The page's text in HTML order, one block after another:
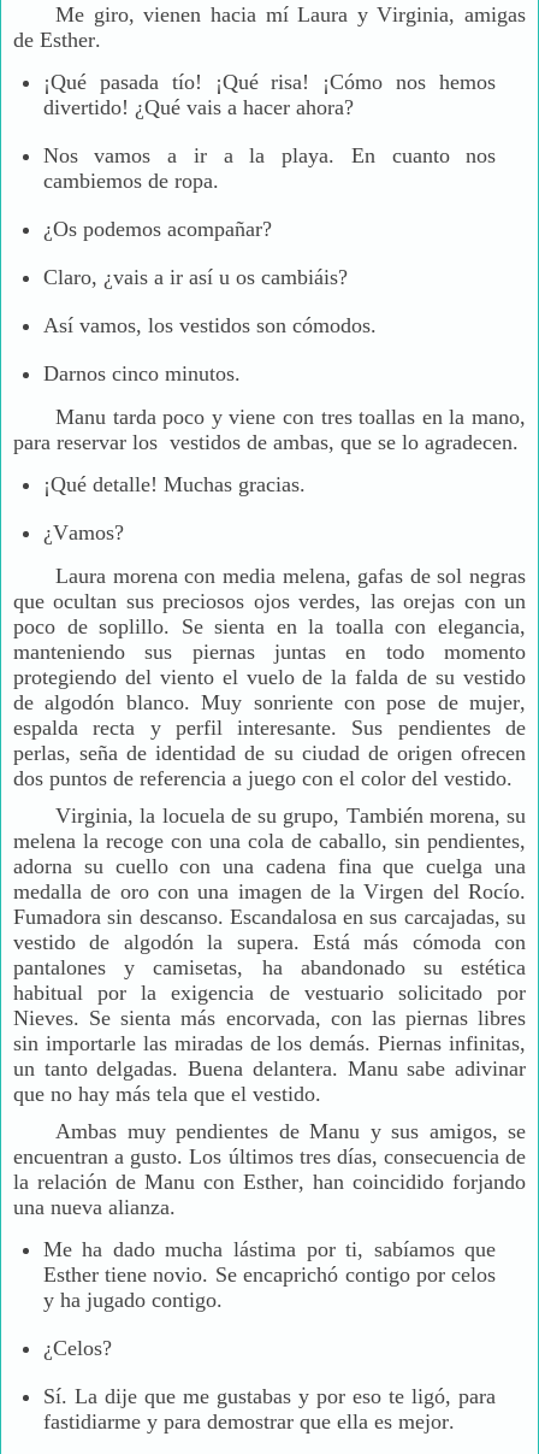
Me giro, vienen hacia mí Laura y Virginia, amigas
de Esther.
¡Qué pasada tío! ¡Qué risa! ¡Cómo nos hemos
divertido! ¿Qué vais a hacer ahora?
Nos vamos a ir a la playa. En cuanto nos
cambiemos de ropa.
¿Os podemos acompañar?
Claro, ¿vais a ir así u os cambiáis?
Así vamos, los vestidos son cómodos.
Darnos cinco minutos.
Manu tarda poco y viene con tres toallas en la mano,
para reservar los vestidos de ambas, que se lo agradecen.
¡Qué detalle! Muchas gracias.
¿Vamos?
Laura morena con media melena, gafas de sol negras
que ocultan sus preciosos ojos verdes, las orejas con un
poco de soplillo. Se sienta en la toalla con elegancia,
manteniendo sus piernas juntas en todo momento
protegiendo del viento el vuelo de la falda de su vestido
de algodón blanco. Muy sonriente con pose de mujer,
espalda recta y perfil interesante. Sus pendientes de
perlas, seña de identidad de su ciudad de origen ofrecen
dos puntos de referencia a juego con el color del vestido.
Virginia, la locuela de su grupo, También morena, su
melena la recoge con una cola de caballo, sin pendientes,
adorna su cuello con una cadena fina que cuelga una
medalla de oro con una imagen de la Virgen del Rocío.
Fumadora sin descanso. Escandalosa en sus carcajadas, su
vestido de algodón la supera. Está más cómoda con
pantalones y camisetas, ha abandonado su estética
habitual por la exigencia de vestuario solicitado por
Nieves. Se sienta más encorvada, con las piernas libres
sin importarle las miradas de los demás. Piernas infinitas,
un tanto delgadas. Buena delantera. Manu sabe adivinar
que no hay más tela que el vestido.
Ambas muy pendientes de Manu y sus amigos, se
encuentran a gusto. Los últimos tres días, consecuencia de
la relación de Manu con Esther, han coincidido forjando
una nueva alianza.
Me ha dado mucha lástima por ti, sabíamos que
Esther tiene novio. Se encaprichó contigo por celos
y ha jugado contigo.
¿Celos?
Sí. La dije que me gustabas y por eso te ligó, para
fastidiarme y para demostrar que ella es mejor.